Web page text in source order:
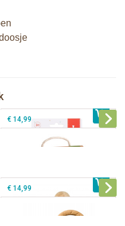
€ 14,99
Sophie de giraf Baby Seat & Play
IEUF
€ 14,99